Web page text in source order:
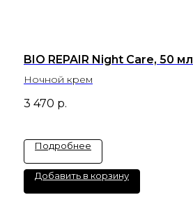
BIO REPAIR Night Care, 50 мл
Ночной крем
3 470 р.
Подробнее
Добавить в корзину